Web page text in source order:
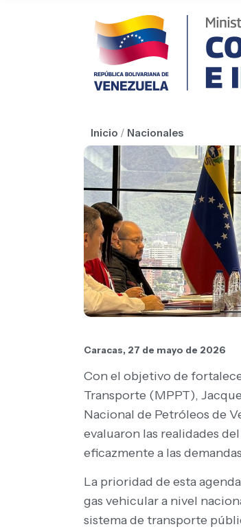
Inicio / Nacionales
Caracas, 27 de mayo de 2026
Con el objetivo de
Transporte (MPPT),
Nacional de Petróleos de
evaluaron las realidades
eficazmente a las
La prioridad de esta
gas vehicular a nivel
sistema de transporte